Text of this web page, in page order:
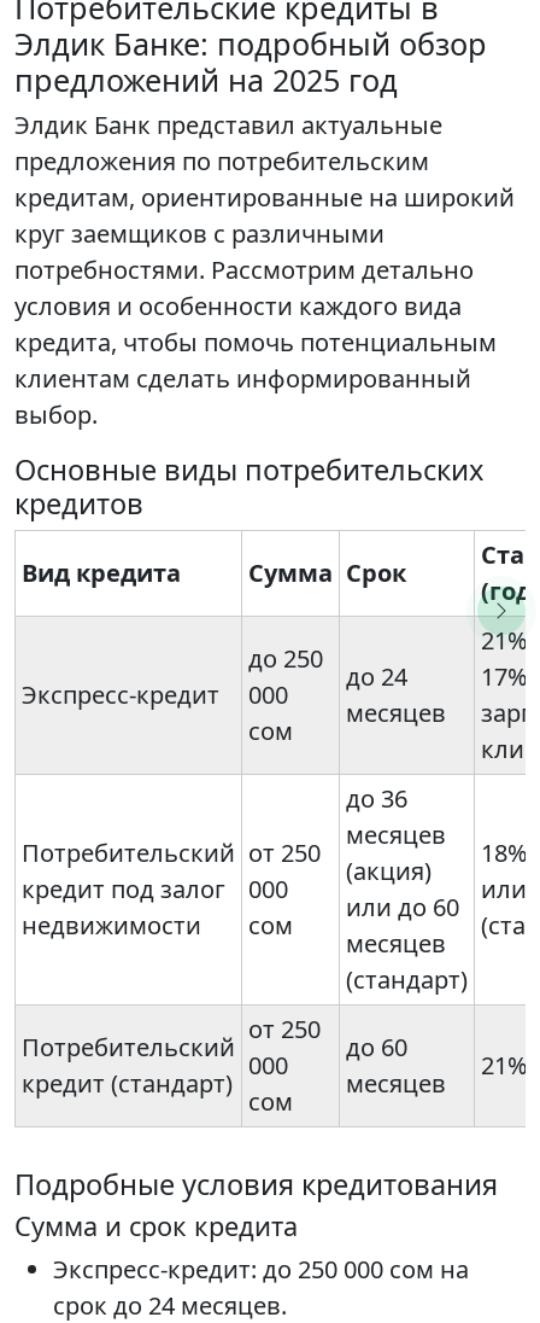
Элдик Банке: подробный обзор
предложений на 2025 год
Элдик Банк представил актуальные
предложения по потребительским
кредитам, ориентированные на широкий
круг заемщиков с различными
потребностями. Рассмотрим детально
условия и особенности каждого вида
кредита, чтобы помочь потенциальным
клиентам сделать информированный
выбор.
Основные виды потребительских
кредитов
Вид кредита Сумма Срок
Экспресс-кредит
до 250
000
сом
до 24
месяцев
21%
17%
Потребительский
кредит под залог
недвижимости
от 250
000
сом
до 36
месяцев
(акция)
или до 60
месяцев
(стандарт)
18%
или
Потребительский
кредит (стандарт)
от 250
000
сом
до 60
месяцев
21%
Подробные условия кредитования
Сумма и срок кредита
Экспресс-кредит: до 250 000 сом на
срок до 24 месяцев.